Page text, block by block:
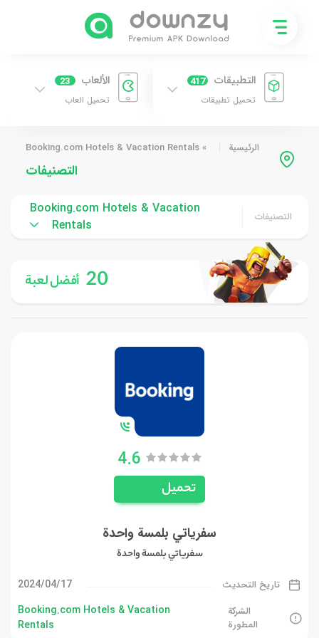
التطبيقات 417
تحميل تطبيقات
الألعاب 23
تحميل العاب
الرئيسية »
Booking.com Hotels & Vacation Rentals
التصنيفات
التصنيفات
Booking.com Hotels & Vacation
Rentals
20 أفضل لعبة
4.6
تحميل
سفرياتي بلمسة واحدة
سفرياتي بلمسة واحدة
تاريخ التحديث 17‏/04‏/2024
الشركة
المطورة
Booking.com Hotels & Vacation
Rentals